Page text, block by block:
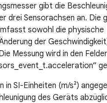
gibt die
drei Sensorachsen an. Die
sowohl die physische
der
Messung wird in den
in SI-Einheiten (m/s²)
des Geräts